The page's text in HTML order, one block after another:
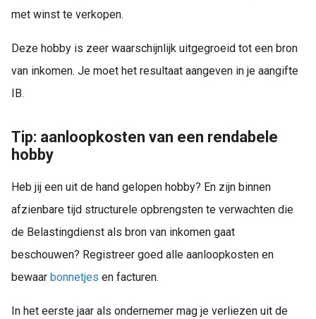
met winst te verkopen.
Deze hobby is zeer waarschijnlijk uitgegroeid tot een bron
van inkomen. Je moet het resultaat aangeven in je aangifte
IB.
Tip: aanloopkosten van een rendabele
hobby
Heb jij een uit de hand gelopen hobby? En zijn binnen
afzienbare tijd structurele opbrengsten te verwachten die
de Belastingdienst als bron van inkomen gaat
beschouwen? Registreer goed alle aanloopkosten en
bewaar bonnetjes en facturen.
In het eerste jaar als ondernemer mag je verliezen uit de